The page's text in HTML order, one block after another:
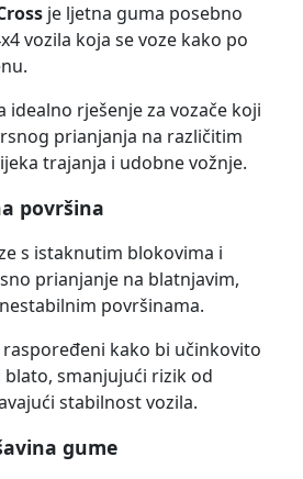
je ljetna guma posebno
vozila koja se voze kako po
idealno rješenje za vozače koji
prianjanja na različitim
trajanja i udobne vožnje.
površina
s istaknutim blokovima i
prianjanje na blatnjavim,
površinama.
kako bi učinkovito
blato, smanjujući rizik od
stabilnost vozila.
gume